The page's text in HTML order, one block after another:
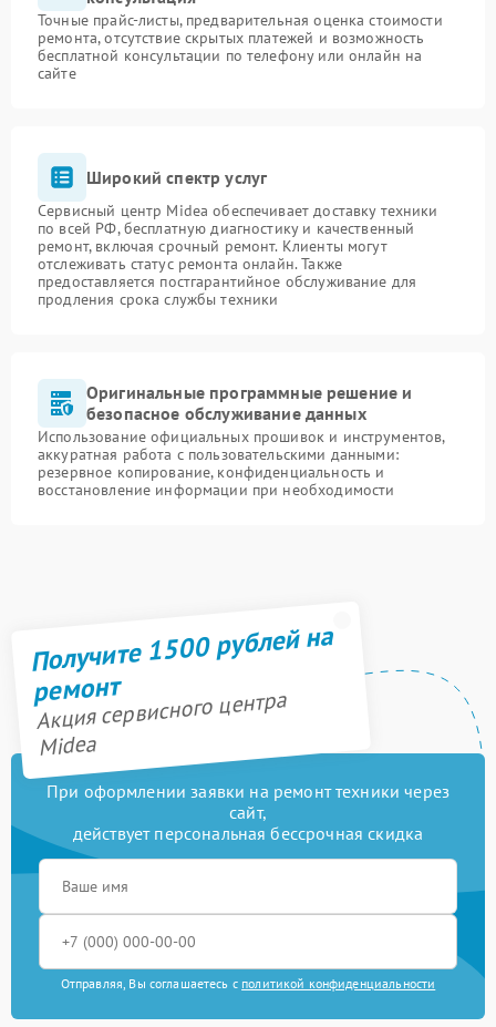
Точные прайс-листы, предварительная оценка стоимости
ремонта, отсутствие скрытых платежей и возможность
бесплатной консультации по телефону или онлайн на
сайте
Широкий спектр услуг
Сервисный центр Midea обеспечивает доставку техники
по всей РФ, бесплатную диагностику и качественный
ремонт, включая срочный ремонт. Клиенты могут
отслеживать статус ремонта онлайн. Также
предоставляется постгарантийное обслуживание для
продления срока службы техники
Оригинальные программные решение и
безопасное обслуживание данных
Использование официальных прошивок и инструментов,
аккуратная работа с пользовательскими данными:
резервное копирование, конфиденциальность и
восстановление информации при необходимости
Получите 1500 рублей на
ремонт
Акция сервисного центра
Midea
При оформлении заявки на ремонт техники через
сайт,
действует персональная бессрочная скидка
Отправляя, Вы соглашаетесь с политикой конфиденциальности